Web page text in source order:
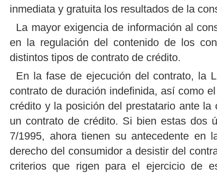
inmediata y gratuita los resultados de la
La mayor exigencia de información al
en la regulación del contenido de los
distintos tipos de contrato de crédito.
En la fase de ejecución del contrato, la
contrato de duración indefinida, así como
crédito y la posición del prestatario ante
un contrato de crédito. Si bien estas dos
7/1995, ahora tienen su antecedente en
derecho del consumidor a desistir del
criterios que rigen para el ejercicio de